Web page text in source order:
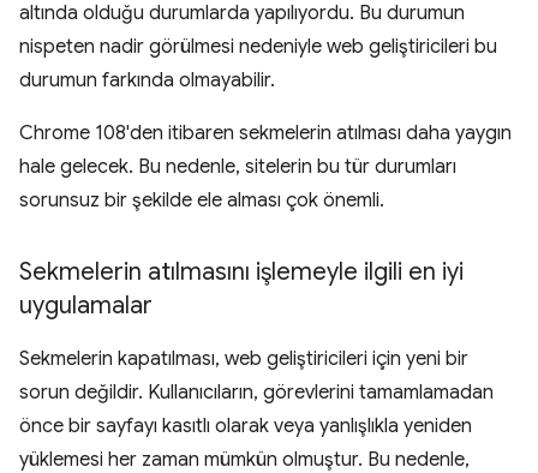
altında olduğu durumlarda yapılıyordu. Bu durumun
nispeten nadir görülmesi nedeniyle web geliştiricileri bu
durumun farkında olmayabilir.
Chrome 108'den itibaren sekmelerin atılması daha yaygın
hale gelecek. Bu nedenle, sitelerin bu tür durumları
sorunsuz bir şekilde ele alması çok önemli.
Sekmelerin atılmasını işlemeyle ilgili en iyi
uygulamalar
Sekmelerin kapatılması, web geliştiricileri için yeni bir
sorun değildir. Kullanıcıların, görevlerini tamamlamadan
önce bir sayfayı kasıtlı olarak veya yanlışlıkla yeniden
yüklemesi her zaman mümkün olmuştur. Bu nedenle,